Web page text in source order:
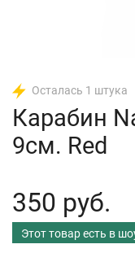
Осталась 1 штука
Карабин
9см. Red
350 руб.
Этот товар есть в